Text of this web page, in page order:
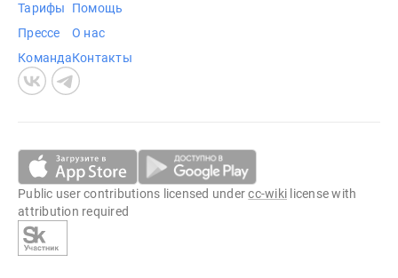
Тарифы
Прессе
Команда
Помощь
О нас
Контакты
Public user contributions licensed undercc-wiki license with
attribution required